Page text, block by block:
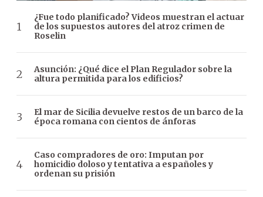
¿Fue todo planificado? Videos muestran el actuar
de los supuestos autores del atroz crimen de
Roselin
Asunción: ¿Qué dice el Plan Regulador sobre la
altura permitida para los edificios?
El mar de Sicilia devuelve restos de un barco de la
época romana con cientos de ánforas
Caso compradores de oro: Imputan por
homicidio doloso y tentativa a españoles y
ordenan su prisión